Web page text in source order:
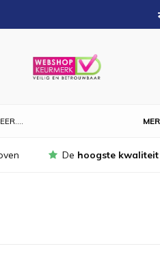
De hoogste kwaliteit